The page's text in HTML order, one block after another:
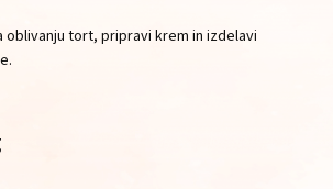
oblivanju tort, pripravi krem in izdelavi